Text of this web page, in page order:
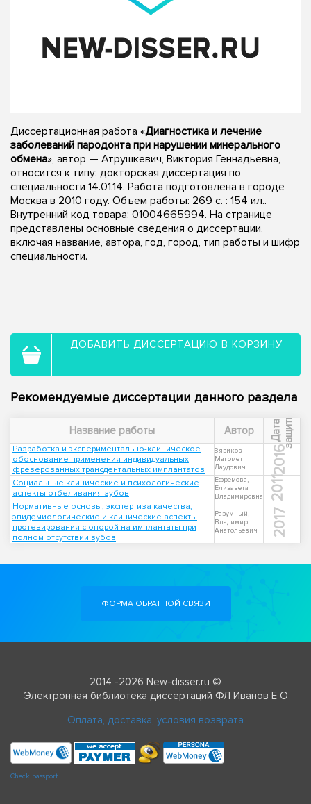
Диссертационная работа «Диагностика и лечение
заболеваний пародонта при нарушении минерального
обмена», автор — Атрушкевич, Виктория Геннадьевна,
относится к типу: докторская диссертация по
специальности 14.01.14. Работа подготовлена в городе
Москва в 2010 году. Объем работы: 269 с. : 154 ил..
Внутренний код товара: 01004665994. На странице
представлены основные сведения о диссертации,
включая название, автора, год, город, тип работы и шифр
специальности.
ДОБАВИТЬ ДИССЕРТАЦИЮ В КОРЗИНУ
Рекомендуемые диссертации данного раздела
Название работы Автор Д
а
т
а
з
а
щ
и
т ы
Разработка и экспериментально-клиническое
обоснование применения индивидуальных
фрезерованных трансдентальных имплантатов
Зязиков
Магомет
Даудович
2016
Социальные клинические и психологические
аспекты отбеливания зубов
Ефремова,
Елизавета
Владимировна
2011
Нормативные основы, экспертиза качества,
эпидемиологические и клинические аспекты
протезирования с опорой на имплантаты при
полном отсутствии зубов
Разумный,
Владимир
Анатольевич
2017
ФОРМА ОБРАТНОЙ СВЯЗИ
2014 -2026 New-disser.ru ©
Электронная библиотека диссертаций ФЛ Иванов Е О
Оплата, доставка, условия возврата
Check passport